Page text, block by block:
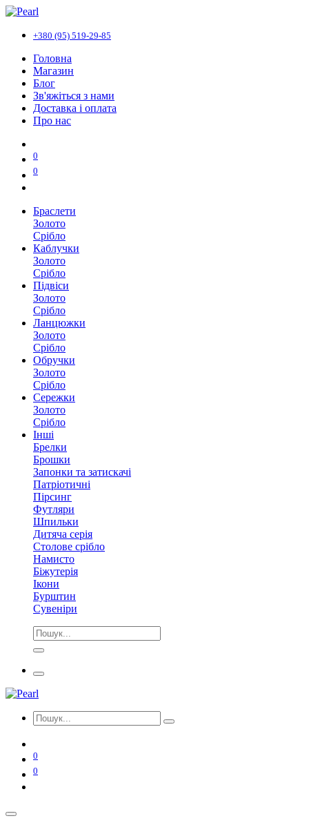
+380 (95) 519-29-85
Головна
Магазин
Блог
Зв'яжіться з нами
Доставка і оплата
Про нас
0
0
Браслети
Золото
Срібло
Каблучки
Золото
Срібло
Підвіси
Золото
Срібло
Ланцюжки
Золото
Срібло
Обручки
Золото
Срібло
Сережки
Золото
Срібло
Інші
Брелки
Брошки
Запонки та затискачі
Патріотичні
Пірсинг
Футляри
Шпильки
Дитяча серія
Столове срібло
Намисто
Біжутерія
Ікони
Бурштин
Сувеніри
0
0